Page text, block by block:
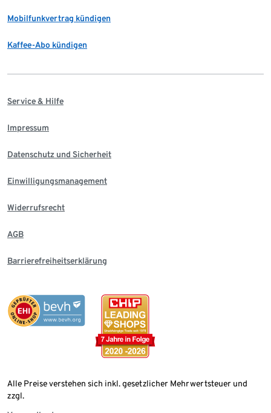
Mobilfunkvertrag kündigen
Kaffee-Abo kündigen
Service & Hilfe
Impressum
Datenschutz und Sicherheit
Einwilligungsmanagement
Widerrufsrecht
AGB
Barrierefreiheitserklärung
Alle Preise verstehen sich inkl. gesetzlicher Mehrwertsteuer und
zzgl.